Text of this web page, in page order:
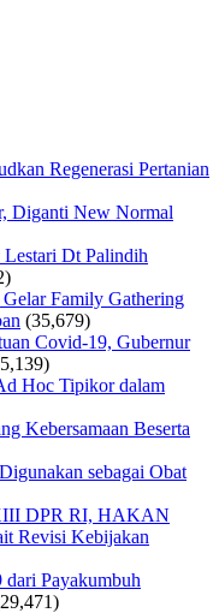
Regenerasi Pertanian
Diganti New Normal
Dt Palindih
Family Gathering
(35,679)
Covid-19, Gubernur
Hoc Tipikor dalam
Kebersamaan Beserta
sebagai Obat
DPR RI, HAKAN
Revisi Kebijakan
Payakumbuh